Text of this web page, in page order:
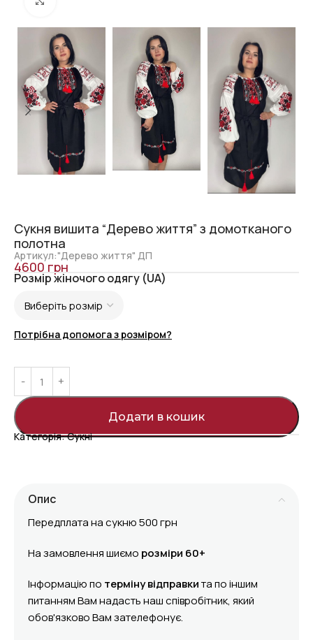
Сукня вишита “Дерево життя” з домотканого
полотна
Артикул:"Дерево життя" ДП
4600грн
Розмір жіночого одягу (UA)
Потрібна допомога з розміром?
Додати в кошик
Категорія:Сукні
Опис
Передплата на сукню 500 грн
На замовлення шиємо розміри 60+
Інформацію по терміну відправкита по іншим
питанням Вам надасть наш співробітник, який
обов'язково Вам зателефонує.